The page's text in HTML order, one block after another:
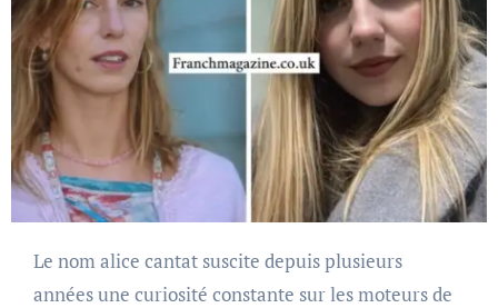
Le nom alice cantat suscite depuis plusieurs
années une curiosité constante sur les moteurs de